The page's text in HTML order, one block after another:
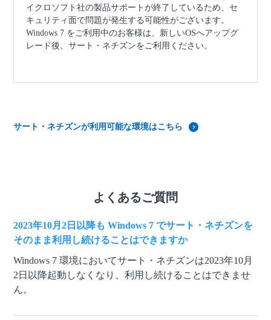
イクロソフト社の製品サポートが終了しているため、セ
キュリティ面で問題が発生する可能性がございます。
Windows 7 をご利用中のお客様は、新しいOSへアップグ
レード後、サート・ネチズンをご利用ください。
サート・ネチズンが利用可能な環境はこちら
よくあるご質問
2023年10月2日以降も Windows 7 でサート・ネチズンを
そのまま利用し続けることはできますか
Windows 7 環境においてサート・ネチズンは2023年10月
2日以降起動しなくなり、利用し続けることはできませ
ん。